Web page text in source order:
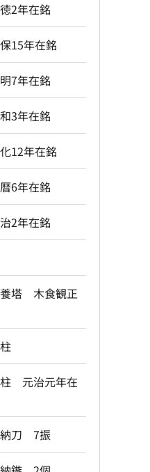
2年在銘
15年在銘
7年在銘
3年在銘
12年在銘
6年在銘
2年在銘
塔 木食観正
元治元年在
納刀 7振